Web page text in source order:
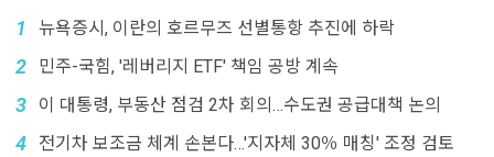
1 뉴욕증시, 이란의 호르무즈 선별통항 추진에 하락
2 민주-국힘, '레버리지 ETF' 책임 공방 계속
3 이 대통령, 부동산 점검 2차 회의…수도권 공급대책 논의
4 전기차 보조금 체계 손본다…'지자체 30％ 매칭' 조정 검토